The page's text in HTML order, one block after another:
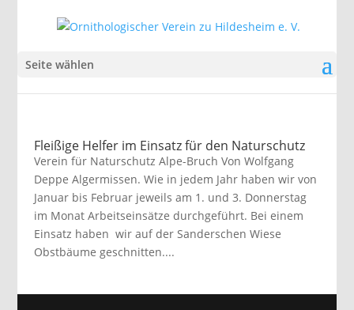
Seite wählen
Fleißige Helfer im Einsatz für den Naturschutz
Verein für Naturschutz Alpe-Bruch Von Wolfgang
Deppe Algermissen. Wie in jedem Jahr haben wir von
Januar bis Februar jeweils am 1. und 3. Donnerstag
im Monat Arbeitseinsätze durchgeführt. Bei einem
Einsatz haben wir auf der Sanderschen Wiese
Obstbäume geschnitten....